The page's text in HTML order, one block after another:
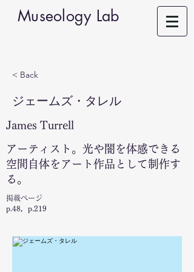
Museology Lab
< Back
ジェームズ・タレル
James Turrell
アーティスト。光や闇を体感できる
空間自体をアート作品として制作す
る。
掲載ページ
p.48，p.219